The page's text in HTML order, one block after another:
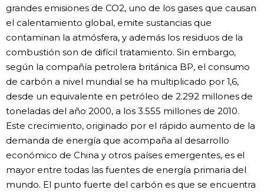
grandes emisiones de CO2, uno de los gases que causan
el calentamiento global, emite sustancias que
contaminan la atmósfera, y además los residuos de la
combustión son de difícil tratamiento. Sin embargo,
según la compañía petrolera británica BP, el consumo
de carbón a nivel mundial se ha multiplicado por 1,6,
desde un equivalente en petróleo de 2.292 millones de
toneladas del año 2000, a los 3.555 millones de 2010.
Este crecimiento, originado por el rápido aumento de la
demanda de energía que acompaña al desarrollo
económico de China y otros países emergentes, es el
mayor entre todas las fuentes de energía primaria del
mundo. El punto fuerte del carbón es que se encuentra